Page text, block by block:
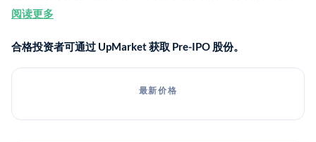
付的诊所提供软件，截至目前已累计融资6000万美元。
阅读更多
合格投资者可通过 UpMarket 获取 Pre-IPO 股份。
最新价格